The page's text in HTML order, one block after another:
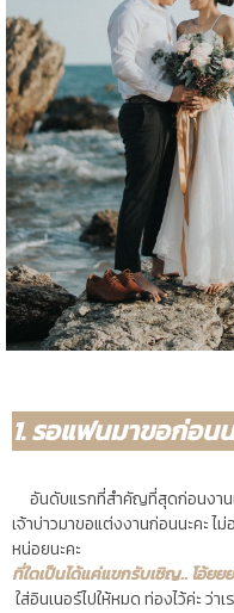
1. รอแฟนมาขอก่อน
อันดับแรกที่สำคัญที่สุดก่อนงาน
เจ้าบ่าวมาขอแต่งงานก่อนนะคะ
หน่อ
ที่ใดเป็นได้แค่แขกรับเชิญ.. โอ้ยย
ใส่อินเนอร์ไปให้หมด ท่องไว้ค่ะ ว่